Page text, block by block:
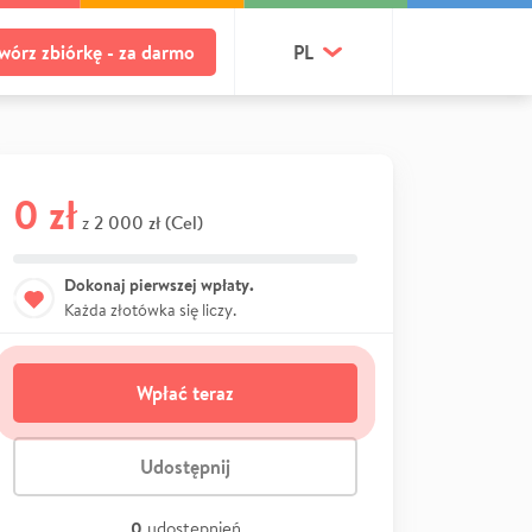
zbiórkę - za darmo PL
0 zł z 2 000 zł (Cel)
Dokonaj pierwszej wpłaty.
Każda złotówka się liczy.
Wpłać teraz
Udostępnij